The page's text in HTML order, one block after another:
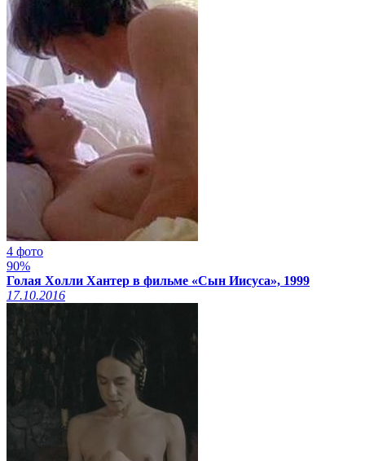
4 фото
90%
Голая Холли Хантер в фильме «Сын Иисуса», 1999
17.10.2016